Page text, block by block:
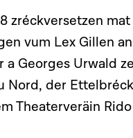
zréckversetzen
vum Lex Gillen
a Georges Urwald
Nord, der
Theaterveräin